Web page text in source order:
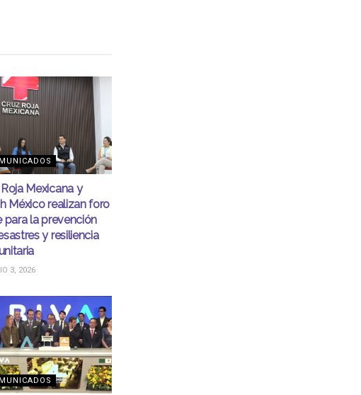
Mexicana y
México realizan foro
para la prevención
y resiliencia
3, 2026